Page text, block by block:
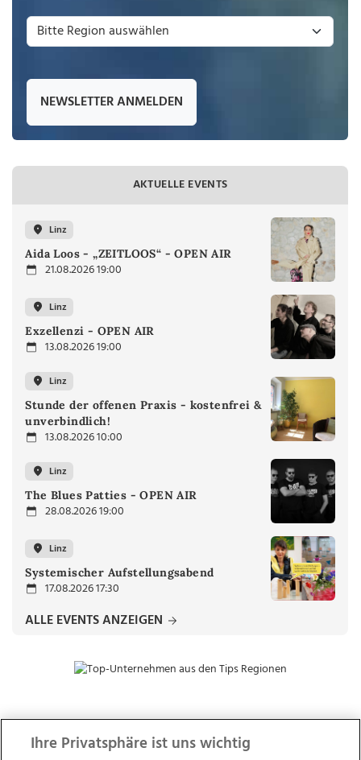
NEWSLETTER ANMELDEN
AKTUELLE EVENTS
Linz
Aida Loos - „ZEITLOOS“ - OPEN AIR
21.08.2026 19:00
Linz
Exzellenzi - OPEN AIR
13.08.2026 19:00
Linz
Stunde der offenen Praxis - kostenfrei &
unverbindlich!
13.08.2026 10:00
Linz
The Blues Patties - OPEN AIR
28.08.2026 19:00
Linz
Systemischer Aufstellungsabend
17.08.2026 17:30
ALLE EVENTS ANZEIGEN
ZUR NACHRICHTENÜBERSICHT
Ihre Privatsphäre ist uns wichtig